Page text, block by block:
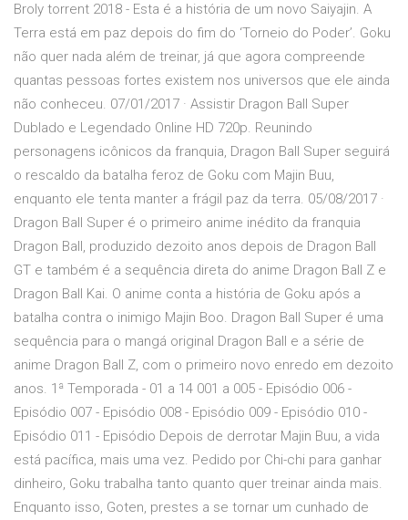
Broly torrent 2018 - Esta é a história de um novo Saiyajin. A
Terra está em paz depois do fim do ‘Torneio do Poder’. Goku
não quer nada além de treinar, já que agora compreende
quantas pessoas fortes existem nos universos que ele ainda
não conheceu. 07/01/2017 · Assistir Dragon Ball Super
Dublado e Legendado Online HD 720p. Reunindo
personagens icônicos da franquia, Dragon Ball Super seguirá
o rescaldo da batalha feroz de Goku com Majin Buu,
enquanto ele tenta manter a frágil paz da terra. 05/08/2017 ·
Dragon Ball Super é o primeiro anime inédito da franquia
Dragon Ball, produzido dezoito anos depois de Dragon Ball
GT e também é a sequência direta do anime Dragon Ball Z e
Dragon Ball Kai. O anime conta a história de Goku após a
batalha contra o inimigo Majin Boo. Dragon Ball Super é uma
sequência para o mangá original Dragon Ball e a série de
anime Dragon Ball Z, com o primeiro novo enredo em dezoito
anos. 1ª Temporada - 01 a 14 001 a 005 - Episódio 006 -
Episódio 007 - Episódio 008 - Episódio 009 - Episódio 010 -
Episódio 011 - Episódio Depois de derrotar Majin Buu, a vida
está pacífica, mais uma vez. Pedido por Chi-chi para ganhar
dinheiro, Goku trabalha tanto quanto quer treinar ainda mais.
Enquanto isso, Goten, prestes a se tornar um cunhado de